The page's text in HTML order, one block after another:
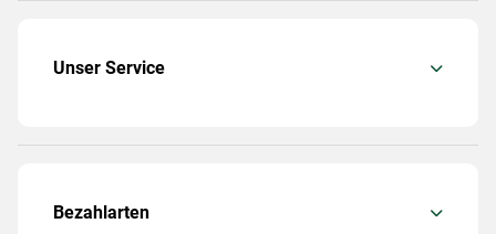
Unser Service
Bezahlarten